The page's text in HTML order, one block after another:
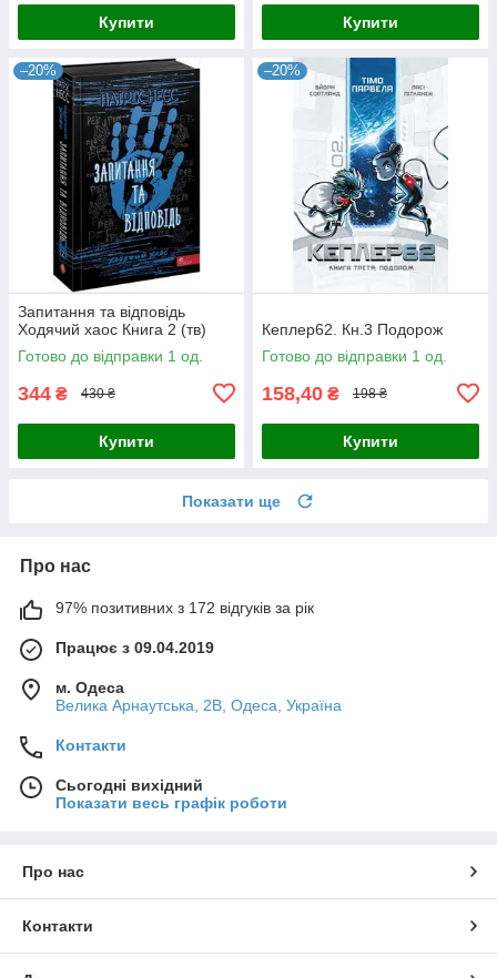
Купити Купити
–20%
Запитання та відповідь
Ходячий хаос Книга 2 (тв)
Готово до відправки 1 од.
344 ₴ 430 ₴
Купити
–20%
Кеплер62. Кн.3 Подорож
Готово до відправки 1 од.
158,40 ₴ 198 ₴
Купити
Показати ще
Про нас
97% позитивних з 172 відгуків за рік
Працює з 09.04.2019
м. Одеса
Велика Арнаутська, 2В, Одеса, Україна
Контакти
Сьогодні вихідний
Показати весь графік роботи
Про нас
Контакти